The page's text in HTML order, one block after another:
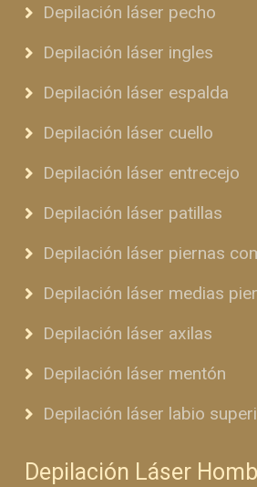
Depilación láser pecho
Depilación láser ingles
Depilación láser espalda
Depilación láser cuello
Depilación láser entrecejo
Depilación láser patillas
Depilación láser piernas
Depilación láser medias
Depilación láser axilas
Depilación láser mentón
Depilación láser labio
Depilación Láser